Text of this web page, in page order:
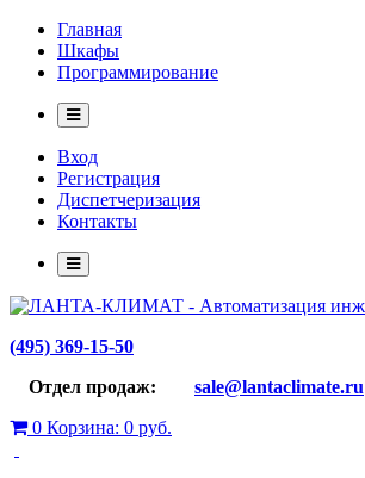
Главная
Шкафы
Программирование
Вход
Регистрация
Диспетчеризация
Контакты
(495) 369-15-50
Отдел продаж: sale@lantaclimate.ru
0 Корзина: 0 руб.